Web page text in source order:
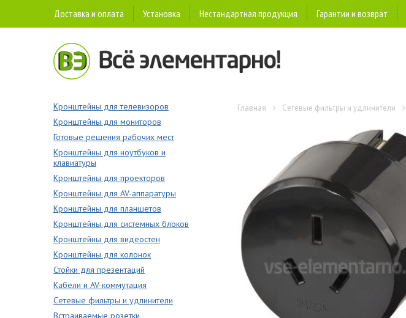
Доставка и оплата Установка Нестандартная продукция Гарантии и возврат
Кронштейны для телевизоров
Кронштейны для мониторов
Готовые решения рабочих мест
Кронштейны для ноутбуков и
клавиатуры
Кронштейны для проекторов
Кронштейны для AV-аппаратуры
Кронштейны для планшетов
Кронштейны для системных блоков
Кронштейны для видеостен
Кронштейны для колонок
Стойки для презентаций
Кабели и AV-коммутация
Сетевые фильтры и удлинители
Встраиваемые розетки
Главная Сетевые фильтры и удлинители